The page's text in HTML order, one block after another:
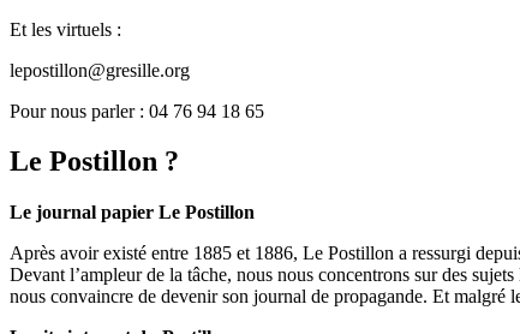
Et les virtuels :
lepostillon@gresille.org
Pour nous parler : 04 76 94 18 65
Le Postillon ?
Le journal papier Le Postillon
Après avoir existé entre 1885 et 1886, Le Postillon a ressurgi
Devant l’ampleur de la tâche, nous nous concentrons sur des
nous convaincre de devenir son journal de propagande. Et malgré